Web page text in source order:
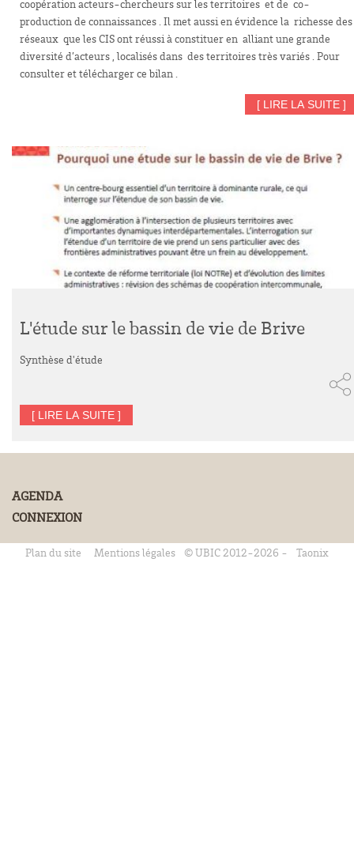
coopération acteurs-chercheurs sur les territoires et de co-
production de connaissances . Il met aussi en évidence la richesse des
réseaux que les CIS ont réussi à constituer en alliant une grande
diversité d’acteurs , localisés dans des territoires très variés . Pour
consulter et télécharger ce bilan .
[ LIRE LA SUITE ]
L'étude sur le bassin de vie de Brive
Synthèse d'étude
[ LIRE LA SUITE ]
AGENDA
CONNEXION
Plan du site Mentions légales © UBIC 2012-2026 - Taonix